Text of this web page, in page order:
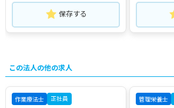
保存する
この法人の他の求人
作業療法士 正社員 管理栄養士